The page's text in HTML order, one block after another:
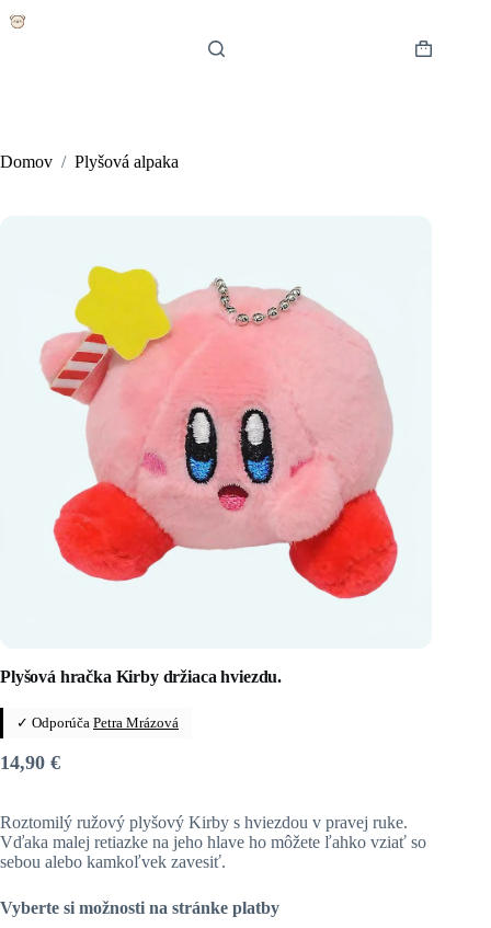
to
Shopping
Domov / Plyšová alpaka
Plyšová hračka Kirby držiaca hviezdu.
✓ Odporúča Petra Mrázová
14,90 €
Roztomilý ružový plyšový Kirby s hviezdou v pravej ruke.
Vďaka malej retiazke na jeho hlave ho môžete ľahko vziať so
sebou alebo kamkoľvek zavesiť.
Vyberte si možnosti na stránke platby